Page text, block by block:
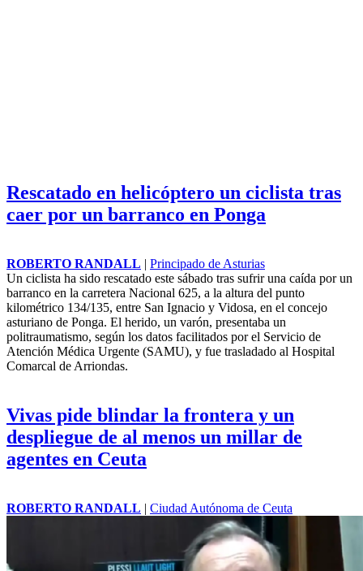
Rescatado en helicóptero un ciclista tras
caer por un barranco en Ponga
ROBERTO RANDALL | Principado de Asturias
Un ciclista ha sido rescatado este sábado tras sufrir una caída por un
barranco en la carretera Nacional 625, a la altura del punto
kilométrico 134/135, entre San Ignacio y Vidosa, en el concejo
asturiano de Ponga. El herido, un varón, presentaba un
politraumatismo, según los datos facilitados por el Servicio de
Atención Médica Urgente (SAMU), y fue trasladado al Hospital
Comarcal de Arriondas.
Vivas pide blindar la frontera y un
despliegue de al menos un millar de
agentes en Ceuta
ROBERTO RANDALL | Ciudad Autónoma de Ceuta